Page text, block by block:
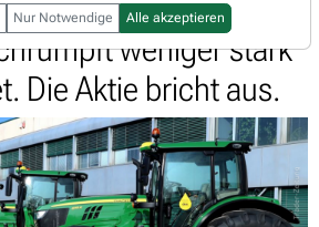
Spezialist Deere &
weniger stark
Die Aktie bricht aus.
Nur Notwendige Alle akzeptieren